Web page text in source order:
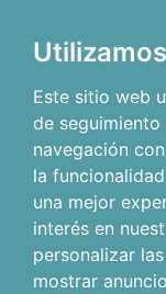
Este sitio web
de
navegación
la
una mejor
interés en
personalizar
mostrar